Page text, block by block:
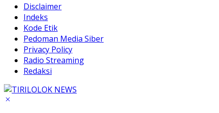
Disclaimer
Indeks
Kode Etik
Pedoman Media Siber
Privacy Policy
Radio Streaming
Redaksi